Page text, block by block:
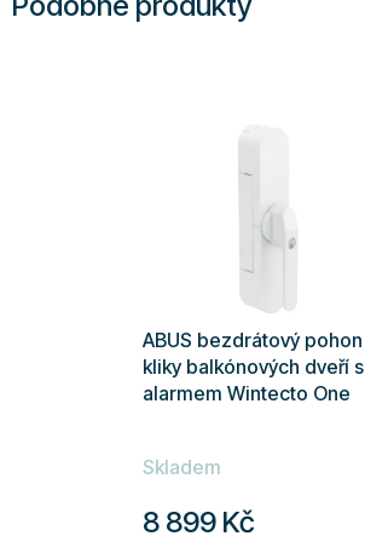
ABUS bezdrátový pohon
kliky balkónových dveří s
alarmem Wintecto One
Skladem
8 899 Kč